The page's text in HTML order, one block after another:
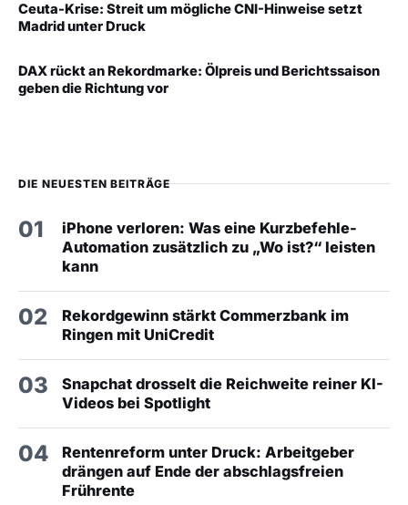
Ceuta-Krise: Streit um mögliche CNI-Hinweise setzt
Madrid unter Druck
DAX rückt an Rekordmarke: Ölpreis und Berichtssaison
geben die Richtung vor
DIE NEUESTEN BEITRÄGE
01
iPhone verloren: Was eine Kurzbefehle-
Automation zusätzlich zu „Wo ist?“ leisten
kann
02
Rekordgewinn stärkt Commerzbank im
Ringen mit UniCredit
03
Snapchat drosselt die Reichweite reiner KI-
Videos bei Spotlight
04
Rentenreform unter Druck: Arbeitgeber
drängen auf Ende der abschlagsfreien
Frührente